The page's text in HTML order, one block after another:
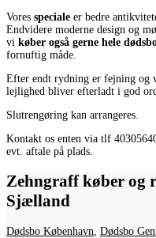
Vores speciale er bedre
Endvidere moderne design og
vi køber også gerne hele
fornuftig måde.
Efter endt rydning er fejning og
lejlighed bliver efterladt i god
Slutrengøring kan arrangeres.
Kontakt os enten via tlf
evt. aftale på plads.
Zehngraff køber og
Sjælland
Dødsbo København Dødsbo